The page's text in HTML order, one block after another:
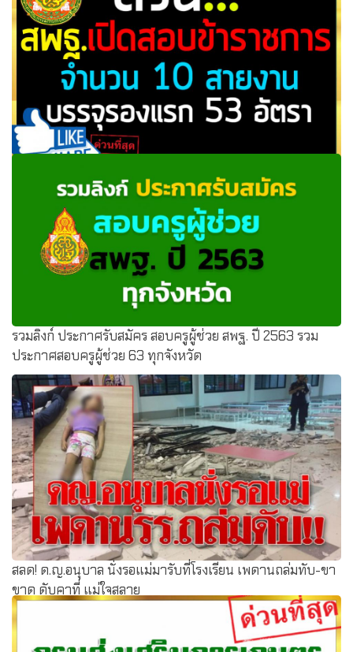
ด่วน!! สพฐ.รับสมัครสอบแข่งขันเพื่อบรรจุ ข้าราชการพลเรือน
สามัญ จำนวน 10 สายงาน (53 อัตรา)
รวมลิงก์ ประกาศรับสมัคร สอบครูผู้ช่วย สพฐ. ปี 2563 รวม
ประกาศสอบครูผู้ช่วย 63 ทุกจังหวัด
สลด! ด.ญ.อนุบาล นั่งรอแม่มารับที่โรงเรียน เพดานถล่มทับ-ขา
ขาด ดับคาที่ แม่ใจสลาย